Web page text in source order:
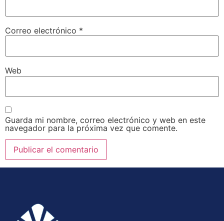
Correo electrónico *
Web
Guarda mi nombre, correo electrónico y web en este
navegador para la próxima vez que comente.